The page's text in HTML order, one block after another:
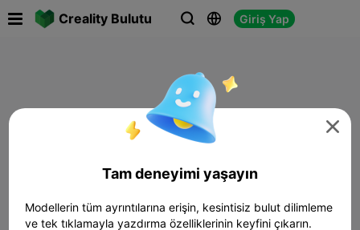
Creality Bulutu   Giriş Yap

Tam deneyimi yaşayın
Modellerin tüm ayrıntılarına erişin, kesintisiz bulut dilimleme
ve tek tıklamayla yazdırma özelliklerinin keyfini çıkarın.